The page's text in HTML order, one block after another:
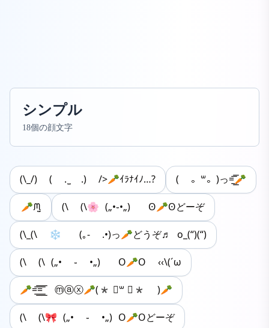
シンプル
18個の顔文字
(\_/) ( . ̫ .) />🥕ｲﾗﾅｲﾉ…? ( 。꒳​。)っ=͟͟͞͞🥕
🥕ᙏ̤̫ (\ (\🌸 („•֊•„) Ꙩ🥕Ꙩどーぞ
(\_(\ ❄️ (｡- .•)っ🥕どうぞ♬ o_(“)(“)
(\ (\ („• ֊ •„) O🥕O ‹‹\(´ω
🥕=͟͟͞͞=͟͟͞͞ ⓜⓐⓧ🥕(* ॑꒳ ॑* )🥕
(\ (\🎀 („• ֊ •„) O🥕Oどーぞ